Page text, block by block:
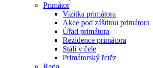
Primátor
Vizitka primátora
Akce pod záštitou primátora
Úřad primátora
Rezidence primátora
Stáli v čele
Primátorský řetěz
Rada